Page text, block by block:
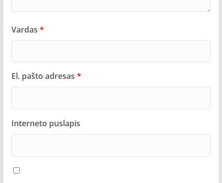
Vardas *
El. pašto adresas *
Interneto puslapis